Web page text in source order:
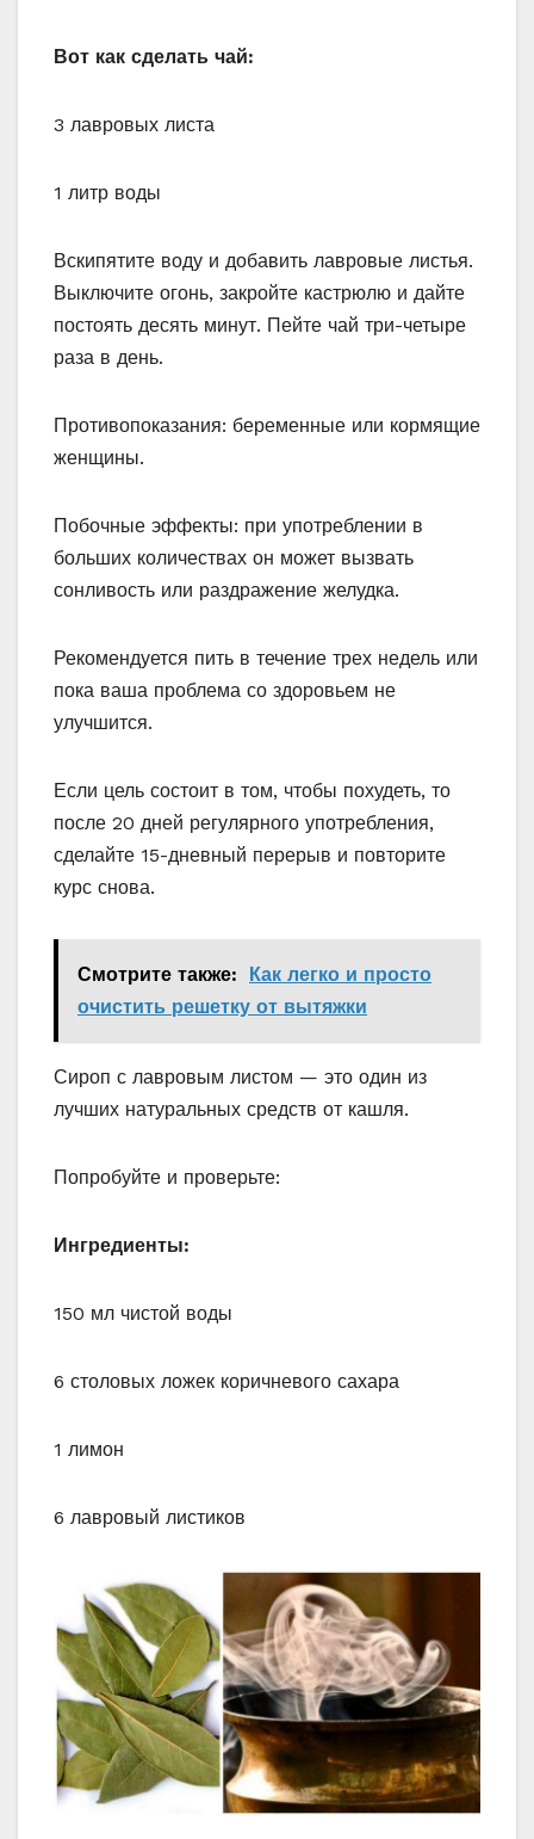
Вот как сделать чай:
3 лавровых листа
1 литр воды
Вскипятите воду и добавить лавровые листья.
Выключите огонь, закройте кастрюлю и дайте
постоять десять минут. Пейте чай три-четыре
раза в день.
Противопоказания: беременные или кормящие
женщины.
Побочные эффекты: при употреблении в
больших количествах он может вызвать
сонливость или раздражение желудка.
Рекомендуется пить в течение трех недель или
пока ваша проблема со здоровьем не
улучшится.
Если цель состоит в том, чтобы похудеть, то
после 20 дней регулярного употребления,
сделайте 15-дневный перерыв и повторите
курс снова.
Смотрите также:
Как легко и просто
очистить решетку от вытяжки
Сироп с лавровым листом — это один из
лучших натуральных средств от кашля.
Попробуйте и проверьте:
Ингредиенты:
150 мл чистой воды
6 столовых ложек коричневого сахара
1 лимон
6 лавровый листиков